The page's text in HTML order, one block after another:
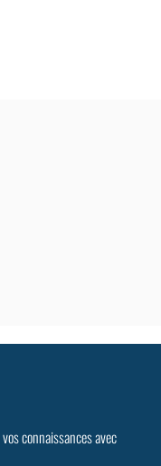
connaissances avec